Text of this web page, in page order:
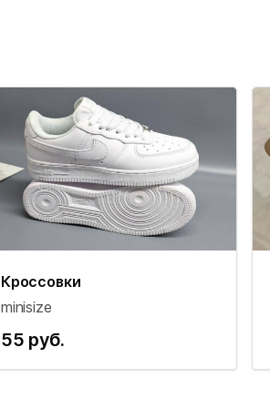
Кроссовки
minisize
55 руб.